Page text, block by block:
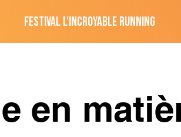
FESTIVAL L'INCROYABLE RUNNING
en